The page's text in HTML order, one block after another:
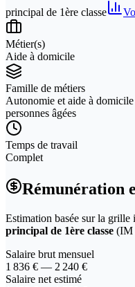
principal de 1ère classe
Métier(s)
Aide à domicile
Famille de métiers
Autonomie et aide à
personnes âgées
Temps de travail
Complet
Rémunération
Estimation basée sur la grille
principal de 1ère classe (IM
Salaire brut mensuel
1 836 € — 2 240 €
Salaire net estimé